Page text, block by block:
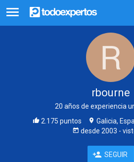
rbourne
20 años de experiencia
2.175 puntos
Galicia,
desde 2003 -
SEGUIR